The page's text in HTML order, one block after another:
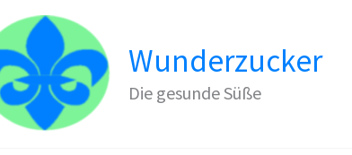
Wunderzucker
Die gesunde Süße